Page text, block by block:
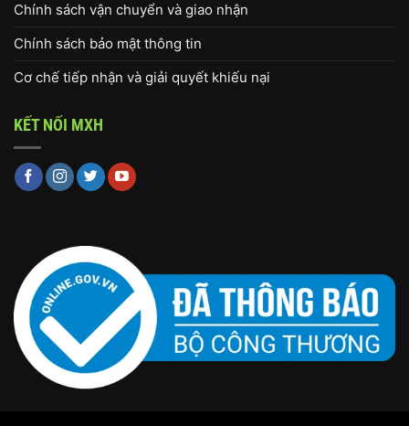
Chính sách vận chuyển và giao nhận
Chính sách bảo mật thông tin
Cơ chế tiếp nhận và giải quyết khiếu nại
KẾT NỐI MXH